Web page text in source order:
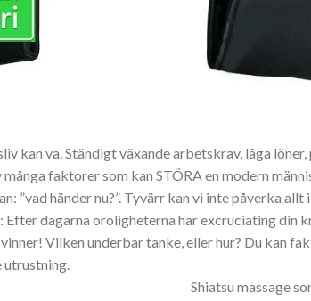
kan va. Ständigt växande arbetskrav, låga
faktorer som kan STÖRA en modern
”vad händer nu?”. Tyvärr kan vi inte påverka allt
dagarna oroligheterna har excruciating din
Vilken underbar tanke, eller hur? Du kan
utrustning.
Shiatsu massage